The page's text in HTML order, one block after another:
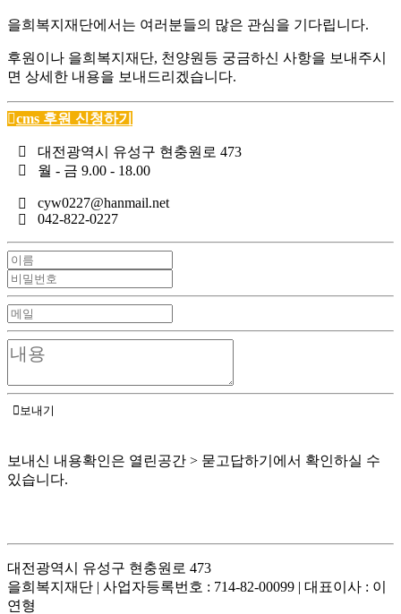
을희복지재단에서는 여러분들의 많은 관심을 기다립니다.
후원이나 을희복지재단, 천양원등 궁금하신 사항을 보내주시
면 상세한 내용을 보내드리겠습니다.
cms 후원 신청하기
대전광역시 유성구 현충원로 473
월 - 금 9.00 - 18.00
cyw0227@hanmail.net
042-822-0227
보내기
보내신 내용확인은 열린공간 > 묻고답하기에서 확인하실 수
있습니다.
대전광역시 유성구 현충원로 473
을희복지재단 | 사업자등록번호 : 714-82-00099 | 대표이사 : 이
연형